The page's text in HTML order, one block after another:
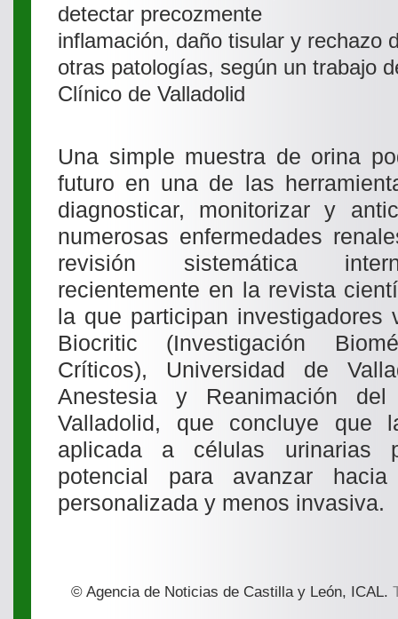
detectar precozmente
inflamación, daño tisular y rechazo
otras patologías, según un trabajo
Clínico de Valladolid
Una simple muestra de orina
futuro en una de las
diagnosticar, monitorizar y
numerosas enfermedades
revisión sistemática
recientemente en la revista
la que participan investigadores
Biocritic (Investigación
Críticos), Universidad de
Anestesia y Reanimación
Valladolid, que concluye que
aplicada a células urinarias
potencial para avanzar
personalizada y menos invasiva.
© Agencia de Noticias de Castilla y León, ICAL.